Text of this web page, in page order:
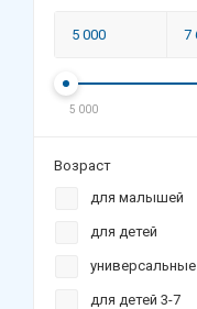
5 000
Возраст
для малышей
для детей
универсальные
для детей 3-7